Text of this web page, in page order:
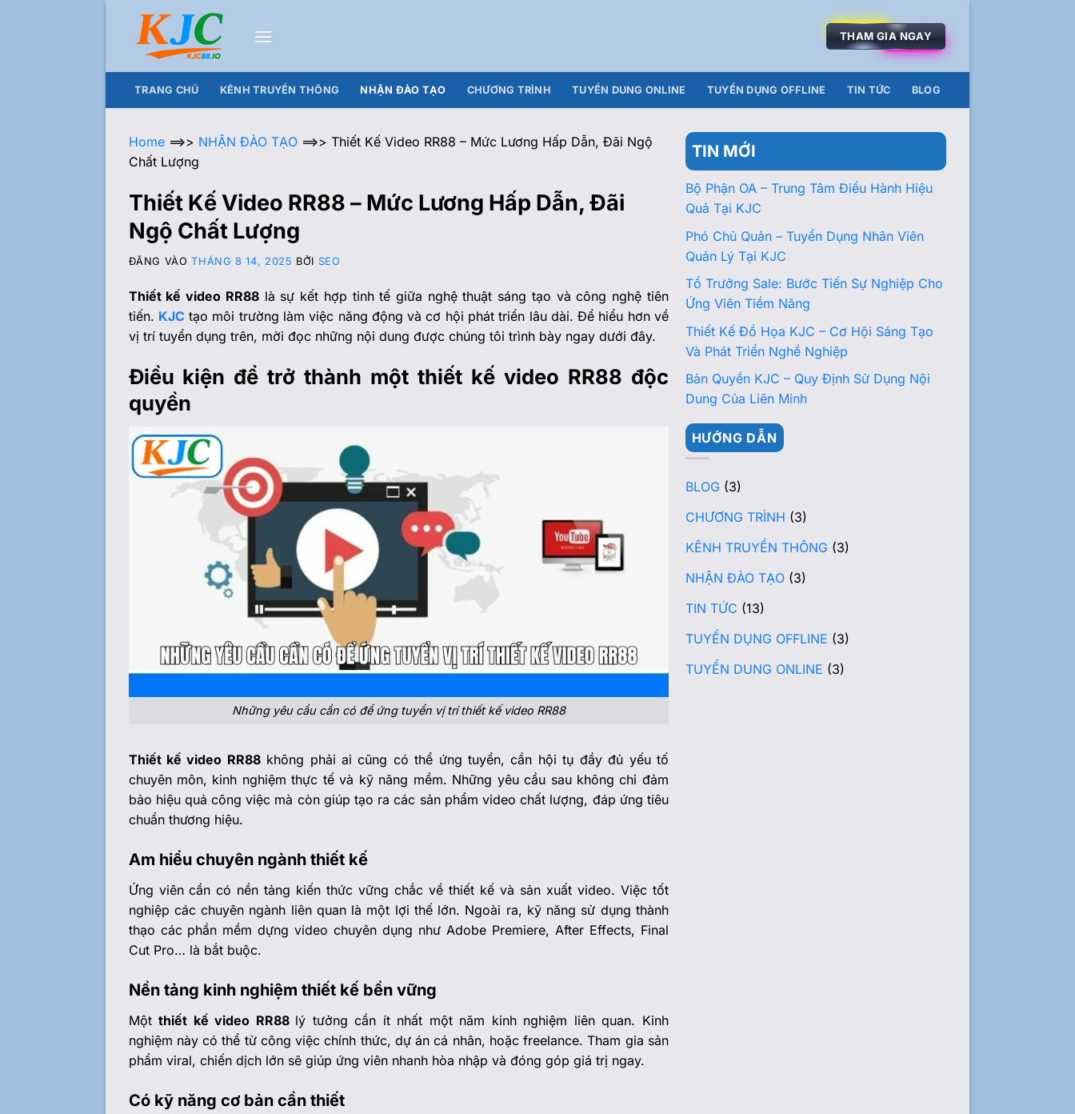
THAM GIA NGAY
TRANG CHỦ KÊNH TRUYỀN THÔNG NHẬN ĐÀO TẠO CHƯƠNG TRÌNH TUYỂN DUNG ONLINE TUYỂN DỤNG OFFLINE TIN TỨC BLOG
Home==>> NHẬN ĐÀO TẠO==>> Thiết Kế Video RR88 – Mức Lương Hấp Dẫn, Đãi Ngộ
Chất Lượng
Thiết Kế Video RR88 – Mức Lương Hấp Dẫn, Đãi
Ngộ Chất Lượng
ĐĂNG VÀOTHÁNG 8 14, 2025 BỞI SEO
Thiết kế video RR88là sự kết hợp tinh tế giữa nghệ thuật sáng tạo và công nghệ tiên
tiến. KJC tạo môi trường làm việc năng động và cơ hội phát triển lâu dài. Để hiểu hơn về
vị trí tuyển dụng trên, mời đọc những nội dung được chúng tôi trình bày ngay dưới đây.
Điều kiện để trở thành một thiết kế video RR88 độc
quyền
Những yêu cầu cần có để ứng tuyển vị trí thiết kế video RR88
Thiết kế video RR88không phải ai cũng có thể ứng tuyển, cần hội tụ đầy đủ yếu tố
chuyên môn, kinh nghiệm thực tế và kỹ năng mềm. Những yêu cầu sau không chỉ đảm
bảo hiệu quả công việc mà còn giúp tạo ra các sản phẩm video chất lượng, đáp ứng tiêu
chuẩn thương hiệu.
Am hiểu chuyên ngành thiết kế
Ứng viên cần có nền tảng kiến thức vững chắc về thiết kế và sản xuất video. Việc tốt
nghiệp các chuyên ngành liên quan là một lợi thế lớn. Ngoài ra, kỹ năng sử dụng thành
thạo các phần mềm dựng video chuyên dụng như Adobe Premiere, After Effects, Final
Cut Pro… là bắt buộc.
Nền tảng kinh nghiệm thiết kế bền vững
Mộtthiết kế video RR88 lý tưởng cần ít nhất một năm kinh nghiệm liên quan. Kinh
nghiệm này có thể từ công việc chính thức, dự án cá nhân, hoặc freelance. Tham gia sản
phẩm viral, chiến dịch lớn sẽ giúp ứng viên nhanh hòa nhập và đóng góp giá trị ngay.
Có kỹ năng cơ bản cần thiết
TIN MỚI
Bộ Phận OA – Trung Tâm Điều Hành Hiệu
Quả Tại KJC
Phó Chủ Quản – Tuyển Dụng Nhân Viên
Quản Lý Tại KJC
Tổ Trưởng Sale: Bước Tiến Sự Nghiệp Cho
Ứng Viên Tiềm Năng
Thiết Kế Đồ Họa KJC – Cơ Hội Sáng Tạo
Và Phát Triển Nghề Nghiệp
Bản Quyền KJC – Quy Định Sử Dụng Nội
Dung Của Liên Minh
HƯỚNG DẪN
BLOG (3)
CHƯƠNG TRÌNH (3)
KÊNH TRUYỀN THÔNG (3)
NHẬN ĐÀO TẠO(3)
TIN TỨC (13)
TUYỂN DỤNG OFFLINE (3)
TUYỂN DUNG ONLINE (3)